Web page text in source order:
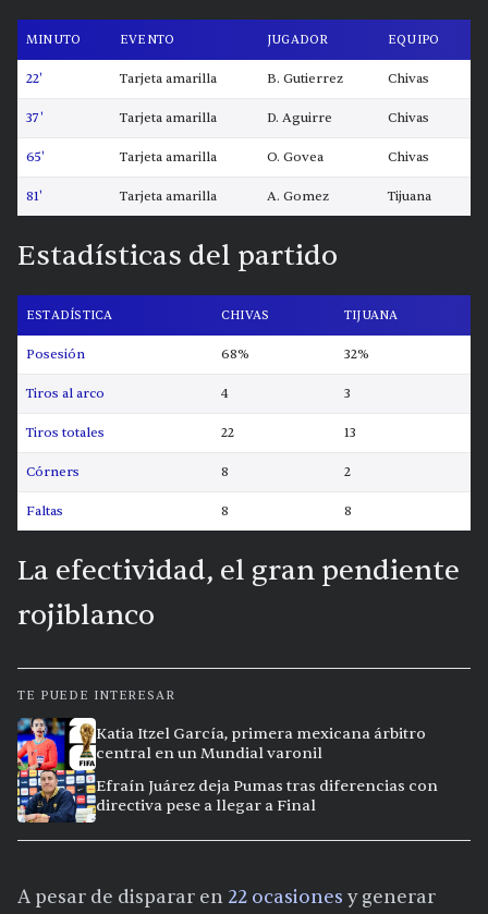
MINUTO EVENTO JUGADOR EQUIPO
22' Tarjeta amarilla B. Gutierrez Chivas
37' Tarjeta amarilla D. Aguirre Chivas
65' Tarjeta amarilla O. Govea Chivas
81' Tarjeta amarilla A. Gomez Tijuana
Estadísticas del partido
ESTADÍSTICA CHIVAS TIJUANA
Posesión 68% 32%
Tiros al arco 4 3
Tiros totales 22 13
Córners 8 2
Faltas 8 8
La efectividad, el gran pendiente
rojiblanco
TE PUEDE INTERESAR
Katia Itzel García, primera mexicana árbitro
central en un Mundial varonil
Efraín Juárez deja Pumas tras diferencias con
directiva pese a llegar a Final
A pesar de disparar en 22 ocasiones y generar